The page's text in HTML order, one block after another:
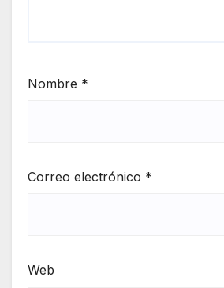
Nombre *
Correo electrónico *
Web